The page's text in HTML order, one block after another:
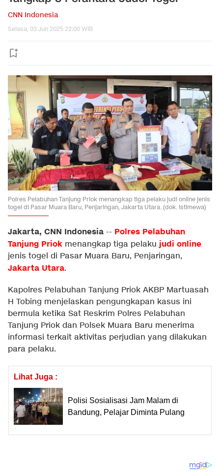
CNN Indonesia
Selasa, 03 Jun 2025 22:00 WIB
Polres Pelabuhan Tanjung Priok menangkap tiga pelaku judi online jenis
togel di Pasar Muara Baru, Penjaringan, Jakarta Utara. (dok. Istimewa)
Jakarta, CNN Indonesia -- Polres Pelabuhan
Tanjung Priok menangkap tiga pelaku judi online
jenis togel di Pasar Muara Baru, Penjaringan,
Jakarta Utara.
Kapolres Pelabuhan Tanjung Priok AKBP Martuasah
H Tobing menjelaskan pengungkapan kasus ini
bermula ketika Sat Reskrim Polres Pelabuhan
Tanjung Priok dan Polsek Muara Baru menerima
informasi terkait aktivitas perjudian yang dilakukan
para pelaku.
Lihat Juga :
Polisi Sosialisasi Jam Malam di
Bandung, Pelajar Diminta Pulang